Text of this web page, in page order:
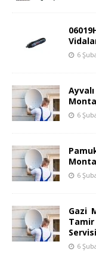
6
6
6
Gazi
Servisi
6